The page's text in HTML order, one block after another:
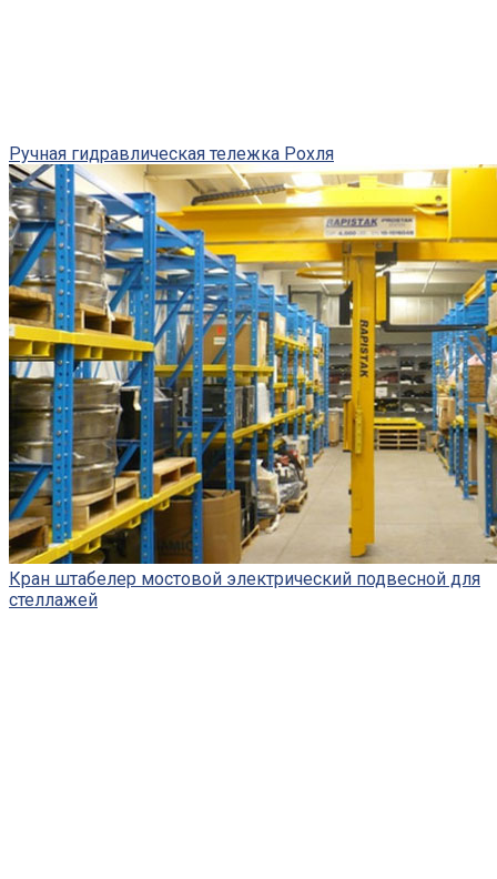
Ручная гидравлическая тележка Рохля
Кран штабелер мостовой электрический подвесной для
стеллажей